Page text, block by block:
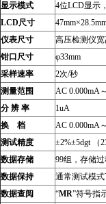
显示模式
4位LCD显示
LCD尺寸
仪表尺寸
高压检测仪宽
钳口尺寸
φ33mm
采样速率
2次/秒
测量范围
AC 0.000mA
分 辨 率
1uA
换
档
AC 0.000mA
测试精度
±2%±5dgt （
数据存储
99组，存储过
数据保持
通常测试模
数据查阅
“MR”符号指